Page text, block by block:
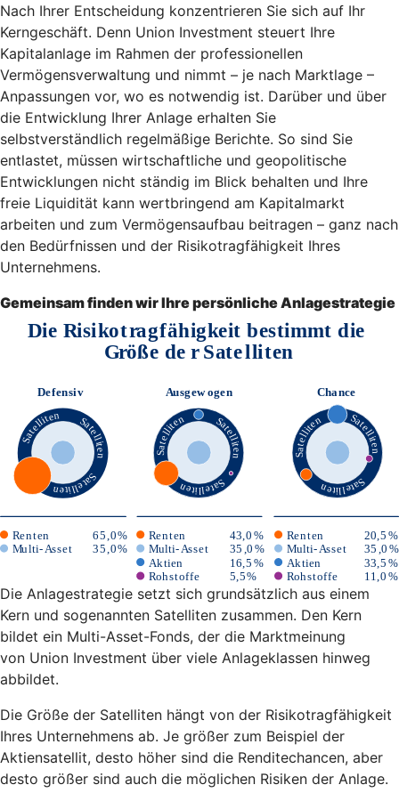
Nach Ihrer Entscheidung konzentrieren Sie sich auf Ihr
Kerngeschäft. Denn Union Investment steuert Ihre
Kapitalanlage im Rahmen der professionellen
Vermögensverwaltung und nimmt – je nach Marktlage –
Anpassungen vor, wo es notwendig ist. Darüber und über
die Entwicklung Ihrer Anlage erhalten Sie
selbstverständlich regelmäßige Berichte. So sind Sie
entlastet, müssen wirtschaftliche und geopolitische
Entwicklungen nicht ständig im Blick behalten und Ihre
freie Liquidität kann wertbringend am Kapitalmarkt
arbeiten und zum Vermögensaufbau beitragen – ganz nach
den Bedürfnissen und der Risikotragfähigkeit Ihres
Unternehmens.
Gemeinsam finden wir Ihre persönliche Anlagestrategie
Die Anlagestrategie setzt sich grundsätzlich aus einem
Kern und sogenannten Satelliten zusammen. Den Kern
bildet ein Multi-Asset-Fonds, der die Marktmeinung
von Union Investment über viele Anlageklassen hinweg
abbildet.
Die Größe der Satelliten hängt von der Risikotragfähigkeit
Ihres Unternehmens ab. Je größer zum Beispiel der
Aktiensatellit, desto höher sind die Renditechancen, aber
desto größer sind auch die möglichen Risiken der Anlage.